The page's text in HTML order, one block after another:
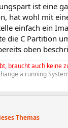
direkt auf die
später von
zukünftige
ist eine
hat wohl mit
einfach ein
die C Partition
oben
braucht auch keine
a running
Themas